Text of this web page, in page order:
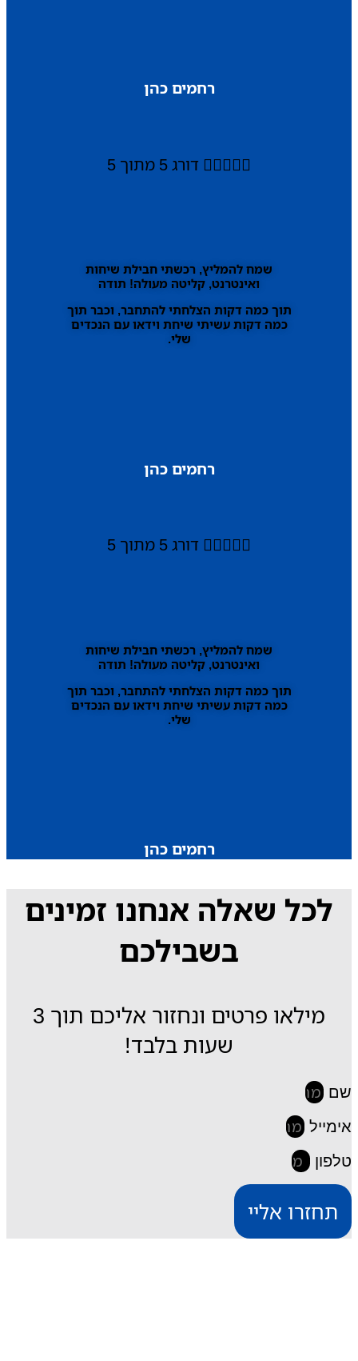
רחמים כהן
 דורג 5 מתוך 5
שמח להמליץ, רכשתי חבילת שיחות
ואינטרנט, קליטה מעולה! תודה
תוך כמה דקות הצלחתי להתחבר, וכבר תוך
כמה דקות עשיתי שיחת וידאו עם הנכדים
שלי.
רחמים כהן
 דורג 5 מתוך 5
שמח להמליץ, רכשתי חבילת שיחות
ואינטרנט, קליטה מעולה! תודה
תוך כמה דקות הצלחתי להתחבר, וכבר תוך
כמה דקות עשיתי שיחת וידאו עם הנכדים
שלי.
רחמים כהן
לכל שאלה אנחנו זמינים
בשבילכם
מילאו פרטים ונחזור אליכם תוך 3
שעות בלבד!
שם
אימייל
טלפון
תחזרו אליי